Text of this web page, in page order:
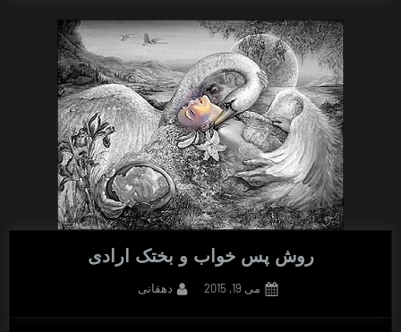
ویژگی
های
بختک
اختیاری”
روش پس خواب و بختک ارادی
Posted
می 19, 2015 By
دهقانی